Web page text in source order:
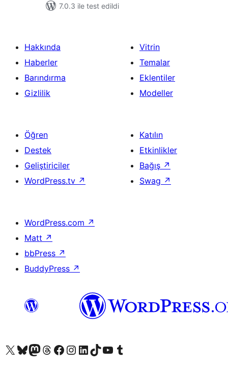
7.0.3 ile test edildi
Hakkında
Haberler
Barındırma
Gizlilik
Vitrin
Temalar
Eklentiler
Modeller
Öğren
Destek
Geliştiriciler
WordPress.tv ↗
Katılın
Etkinlikler
Bağış ↗
Swag ↗
WordPress.com ↗
Matt ↗
bbPress ↗
BuddyPress ↗
X (eski Twitter) hesabımıza bakın
Bluesky hesabımızı ziyaret edinMastodon hesabımızı ziyaret edinThreads hesabımızı ziyaret edinFacebook sayfamızı ziyaret edinInstagram hesabımızı ziyaret edinLinkedIn hesabımızı ziyaret edinTikTok hesabımızı ziyaret edinYouTube kanalımızı ziyaret edinTumblr hesabımızı ziyaret edin